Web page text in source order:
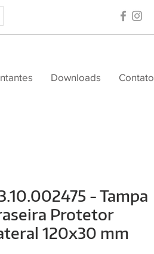
Downloads Contato
- Tampa
Protetor
120x30 mm